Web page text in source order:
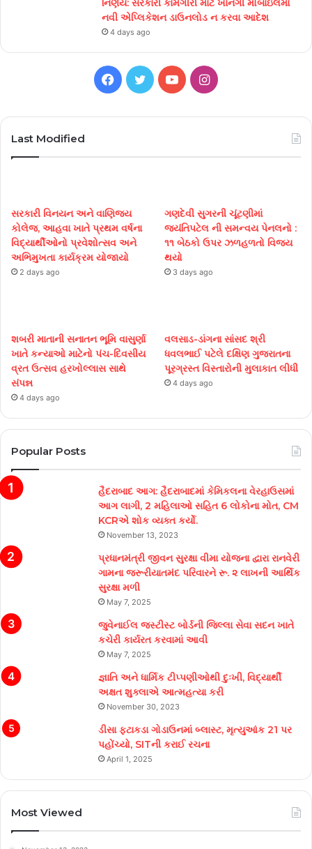
નિર્ણય: સરકારી કામગીરી માટે ખાનગી મોબાઇલમાં
નવી એપ્લિકેશન ડાઉનલોડ ન કરવા આદેશ
4 days ago
Facebook
TwitterYouTubeInstagram
Last Modified
સરકારી વિનયન અને વાણિજ્ય
કોલેજ, આહવા ખાતે પ્રથમ વર્ષના
વિદ્યાર્થીઓનો પ્રવેશોત્સવ અને
અભિમુખતા કાર્યક્રમ યોજાયો
2 days ago
ગણદેવી સુગરની ચૂંટણીમાં
જયંતિપટેલ ની સમન્વય પેનલનો :
૧૧ બેઠકો ઉપર ઝળહળતો વિજય
થયો
3 days ago
શબરી માતાની સનાતન ભૂમિ વાસુર્ણા
ખાતે કન્યાઓ માટેનો પંચ-દિવસીય
વ્રત ઉત્સવ હરખોલ્લાસ સાથે
સંપન્ન
4 days ago
વલસાડ-ડાંગના સાંસદ શ્રી
ધવલભાઈ પટેલે દક્ષિણ ગુજરાતના
પૂરગ્રસ્ત વિસ્તારોની મુલાકાત લીધી
4 days ago
Popular Posts
હૈદરાબાદ આગ: હૈદરાબાદમાં કેમિકલના વેરહાઉસમાં
આગ લાગી, 2 મહિલાઓ સહિત 6 લોકોના મોત, CM
KCRએ શોક વ્યક્ત કર્યો.
November 13, 2023
પ્રધાનમંત્રી જીવન સુરક્ષા વીમા યોજના દ્વારા રાનવેરી
ગામના જરૂરીયાતમંદ પરિવારને રૂ. ૨ લાખની આર્થિક
સુરક્ષા મળી
May 7, 2025
જુવેનાઈલ જસ્ટીસ્ટ બોર્ડની જિલ્લા સેવા સદન ખાતે
કચેરી કાર્યરત કરવામાં આવી
May 7, 2025
જ્ઞાતિ અને ધાર્મિક ટીપ્પણીઓથી દુઃખી, વિદ્યાર્થી
અક્ષત શુક્લાએ આત્મહત્યા કરી
November 30, 2023
ડીસા ફટાકડા ગોડાઉનમાં બ્લાસ્ટ, મૃત્યુઆંક 21 પર
પહોંચ્યો, SITની કરાઈ રચના
April 1, 2025
Most Viewed